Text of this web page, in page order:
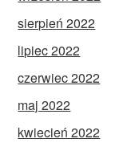
sierpień 2022
lipiec 2022
czerwiec 2022
maj 2022
kwiecień 2022